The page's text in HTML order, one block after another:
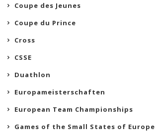
Coupe des Jeunes
Coupe du Prince
Cross
CSSE
Duathlon
Europameisterschaften
European Team Championships
Games of the Small States of Europe